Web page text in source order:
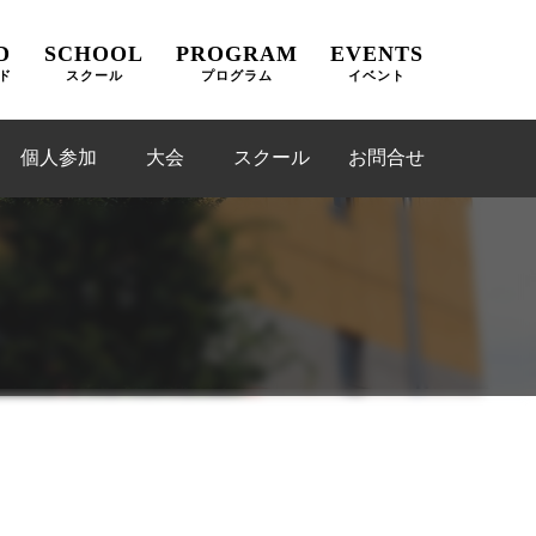
SCHOOL
スクール
PROGRAM
プログラム
EVENTS
イベント
個人参加 大会 スクール お問合せ